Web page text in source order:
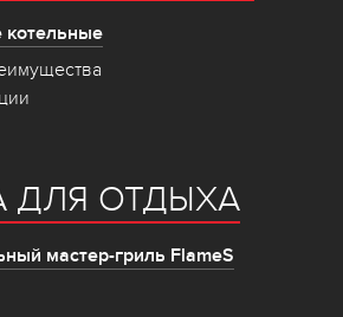
ДЛЯ ОТДЫХА
мастер-гриль FlameS